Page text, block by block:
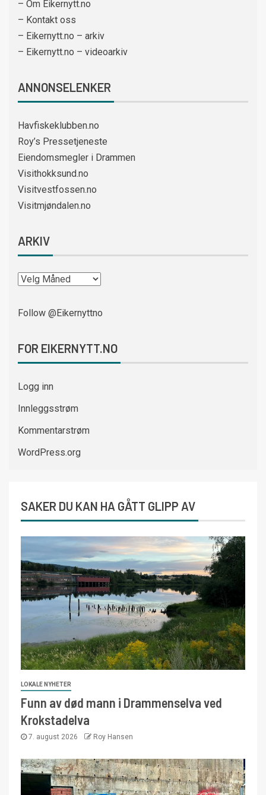
– Om Eikernytt.no
– Kontakt oss
– Eikernytt.no – arkiv
– Eikernytt.no – videoarkiv
ANNONSELENKER
Havfiskeklubben.no
Roy’s Pressetjeneste
Eiendomsmegler i Drammen
Visithokksund.no
Visitvestfossen.no
Visitmjøndalen.no
ARKIV
Follow @Eikernyttno
FOR EIKERNYTT.NO
Logg inn
Innleggsstrøm
Kommentarstrøm
WordPress.org
SAKER DU KAN HA GÅTT GLIPP AV
LOKALE NYHETER
Funn av død mann i Drammenselva ved
Krokstadelva
7. august 2026 Roy Hansen